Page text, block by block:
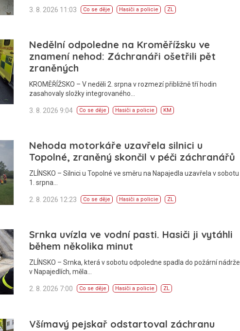
3. 8. 2026 11:03 Co se děje Hasiči a policie ZL
Nedělní odpoledne na Kroměřížsku ve
znamení nehod: Záchranáři ošetřili pět
zraněných
KROMĚŘÍŽSKO – V neděli 2. srpna v rozmezí přibližně tří hodin
zasahovaly složky integrovaného…
3. 8. 2026 9:04 Co se děje Hasiči a policie KM
Nehoda motorkáře uzavřela silnici u
Topolné, zraněný skončil v péči záchranářů
ZLÍNSKO – Silnici u Topolné ve směru na Napajedla uzavřela v sobotu
1. srpna…
2. 8. 2026 12:23 Co se děje Hasiči a policie ZL
Srnka uvízla ve vodní pasti. Hasiči ji vytáhli
během několika minut
ZLÍNSKO – Srnka, která v sobotu odpoledne spadla do požární nádrže
v Napajedlích, měla…
2. 8. 2026 7:00 Co se děje Hasiči a policie ZL
Všímavý pejskař odstartoval záchranu